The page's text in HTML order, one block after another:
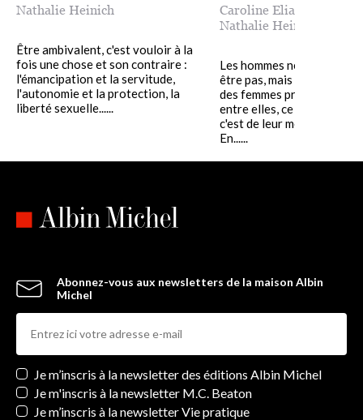
Nathalie Heinich
Être ambivalent, c'est vouloir à la
fois une chose et son contraire :
l'émancipation et la servitude,
l'autonomie et la protection, la
liberté sexuelle......
Caroline Eliacheff
Nathalie Heinich
Les hommes ne le savent
être pas, mais ce dont la
des femmes préfèrent
entre elles, ce n'est pas
c'est de leur mère.
En......
Abonnez-vous aux newsletters de la maison Albin
Michel
Newsletters
Je m’inscris à la newsletter des éditions Albin Michel
Je m'inscris à la newsletter M.C. Beaton
Je m’inscris à la newsletter Vie pratique